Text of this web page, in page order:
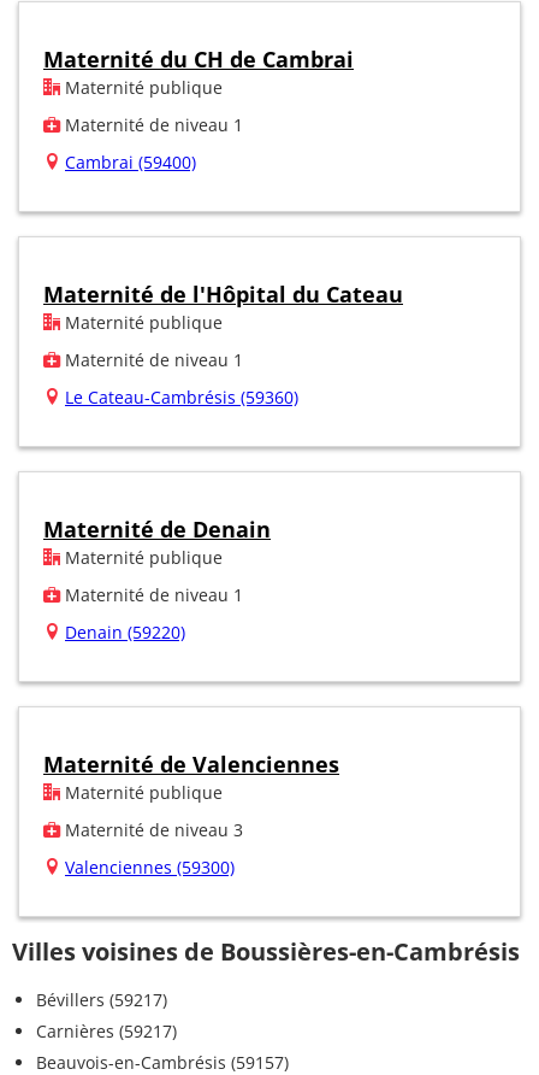
Maternité du CH de Cambrai
Maternité publique
Maternité de niveau 1
Cambrai (59400)
Maternité de l'Hôpital du Cateau
Maternité publique
Maternité de niveau 1
Le Cateau-Cambrésis (59360)
Maternité de Denain
Maternité publique
Maternité de niveau 1
Denain (59220)
Maternité de Valenciennes
Maternité publique
Maternité de niveau 3
Valenciennes (59300)
Villes voisines de Boussières-en-Cambrésis
Bévillers (59217)
Carnières (59217)
Beauvois-en-Cambrésis (59157)